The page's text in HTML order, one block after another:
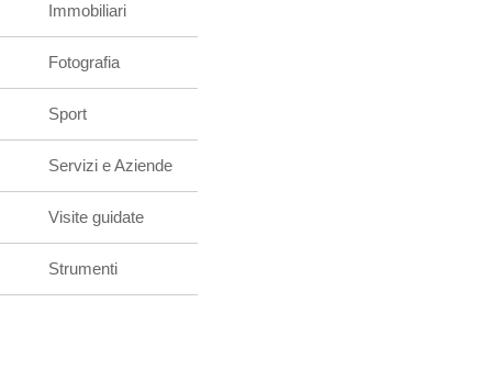
Immobiliari
Fotografia
Sport
Servizi e Aziende
Visite guidate
Strumenti